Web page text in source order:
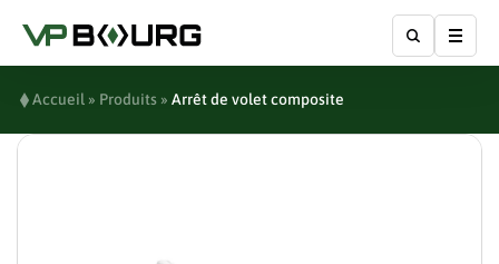
Accueil » Produits » Arrêt de volet composite